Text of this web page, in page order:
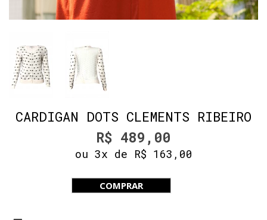
CARDIGAN DOTS CLEMENTS RIBEIRO
R$ 489,00
ou 3x de R$ 163,00
COMPRAR